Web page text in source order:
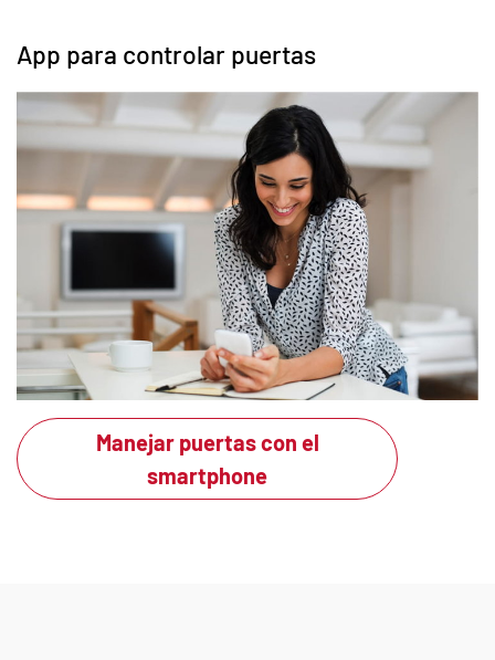
App para controlar puertas
Manejar puertas con el
smartphone